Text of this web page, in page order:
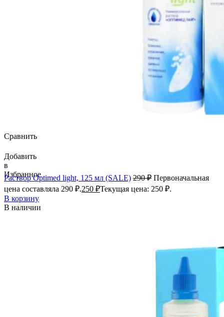
Сравнить
Добавить
в
Избранное
Раствор Optimed light, 125 мл (SALE) 290₽ Первоначальная
цена составляла 290 ₽.250 ₽Текущая цена: 250 ₽.
В корзину
В наличии